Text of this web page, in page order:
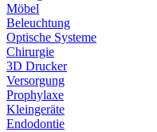
Möbel
Beleuchtung
Optische Systeme
Chirurgie
3D Drucker
Versorgung
Prophylaxe
Kleingeräte
Endodontie